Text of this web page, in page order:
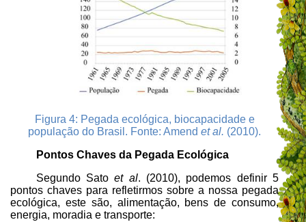
Figura 4: Pegada ecológica, biocapacidade e
população do Brasil. Fonte: Amend et al. (2010).
Pontos Chaves da Pegada Ecológica
Segundo Satoet al. (2010), podemos definir 5
pontos chaves para refletirmos sobre a nossa pegada
ecológica, este são, alimentação, bens de consumo,
energia, moradia e transporte: